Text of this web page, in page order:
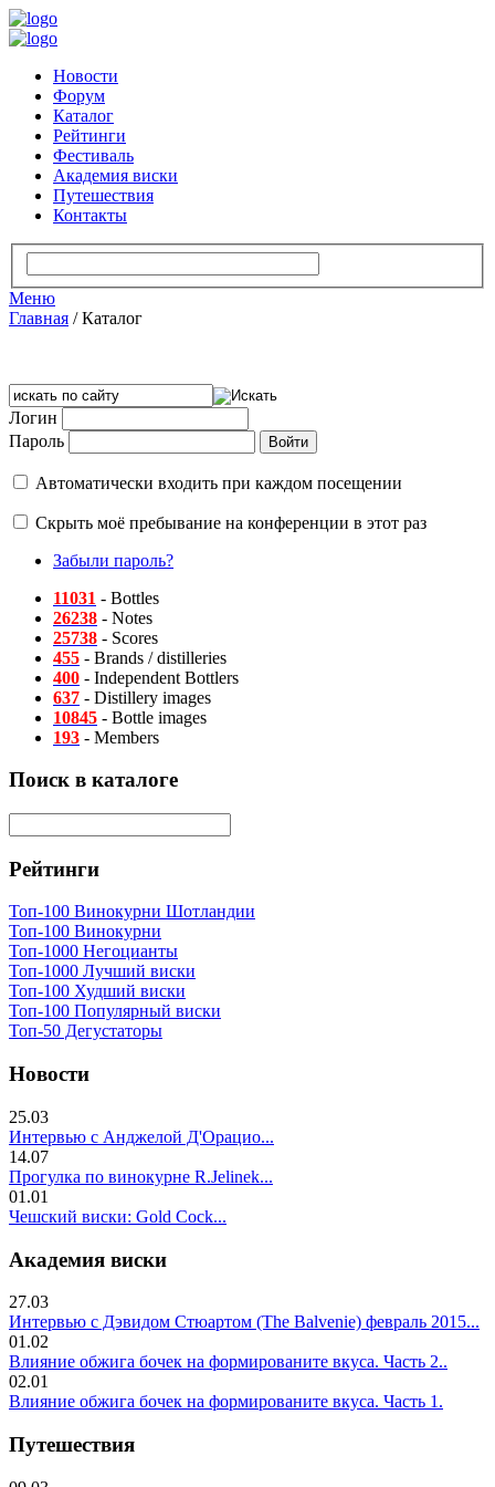
Новости
Форум
Каталог
Рейтинги
Фестиваль
Академия виски
Путешествия
Контакты
Меню
Главная /Каталог
Логин
Пароль
Автоматически входить при каждом посещении
Скрыть моё пребывание на конференции в этот раз
Забыли пароль?
11031 - Bottles
26238 - Notes
25738 - Scores
455 - Brands / distilleries
400 - Independent Bottlers
637 - Distillery images
10845 - Bottle images
193 - Members
Поиск в каталоге
Рейтинги
Топ-100 Винокурни Шотландии
Топ-100 Винокурни
Топ-1000 Негоцианты
Топ-1000 Лучший виски
Топ-100 Худший виски
Топ-100 Популярный виски
Топ-50 Дегустаторы
Новости
25.03
Интервью с Анджелой Д'Орацио...
14.07
Прогулка по винокурне R.Jelinek...
01.01
Чешский виски: Gold Cock...
Академия виски
27.03
Интервью с Дэвидом Стюартом (The Balvenie) февраль 2015...
01.02
Влияние обжига бочек на формированите вкуса. Часть 2..
02.01
Влияние обжига бочек на формированите вкуса. Часть 1.
Путешествия